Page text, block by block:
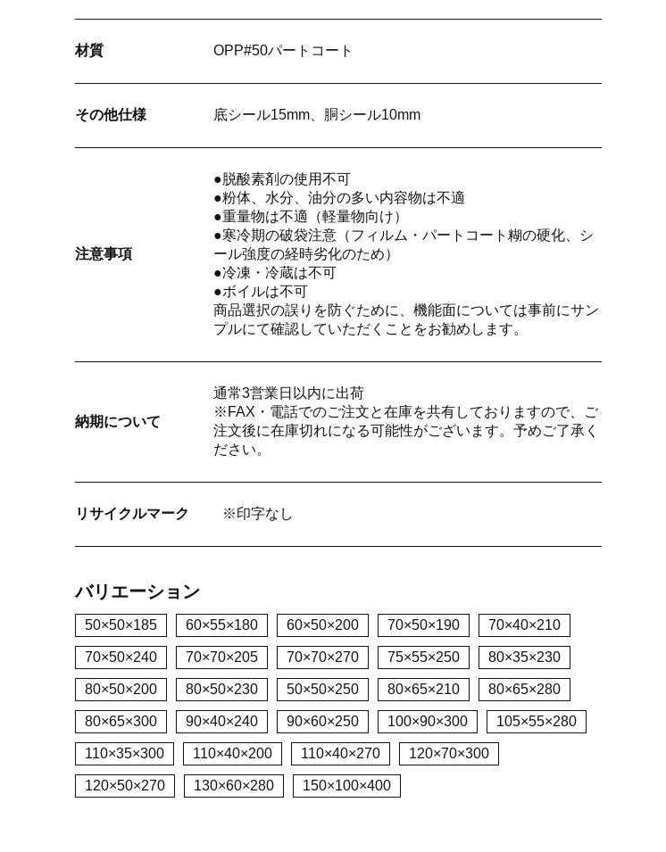
材質 OPP#50パートコート
その他仕様 底シール15mm、胴シール10mm
注意事項
●脱酸素剤の使用不可
●粉体、水分、油分の多い内容物は不適
●重量物は不適（軽量物向け）
●寒冷期の破袋注意（フィルム・パートコート糊の硬化、シ
ール強度の経時劣化のため）
●冷凍・冷蔵は不可
●ボイルは不可
商品選択の誤りを防ぐために、機能面については事前にサン
プルにて確認していただくことをお勧めします。
納期について
通常3営業日以内に出荷
※FAX・電話でのご注文と在庫を共有しておりますので、ご
注文後に在庫切れになる可能性がございます。予めご了承く
ださい。
リサイクルマーク ※印字なし
バリエーション
50×50×185 60×55×180 60×50×200 70×50×190 70×40×210
70×50×240 70×70×205 70×70×270 75×55×250 80×35×230
80×50×200 80×50×230 50×50×250 80×65×210 80×65×280
80×65×300 90×40×240 90×60×250 100×90×300 105×55×280
110×35×300 110×40×200 110×40×270 120×70×300
120×50×270 130×60×280 150×100×400